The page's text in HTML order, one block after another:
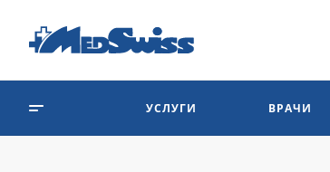
УСЛУГИ ВРАЧИ